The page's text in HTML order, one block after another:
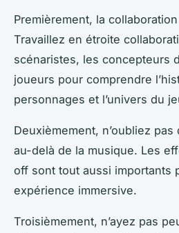
Premièrement, la
Travaillez en étroite
scénaristes, les concepteurs
joueurs pour comprendre
personnages et l’univers du
Deuxièmement, n’oubliez
au-delà de la musique. Les
off sont tout aussi importants
expérience immersive.
Troisièmement, n’ayez pas